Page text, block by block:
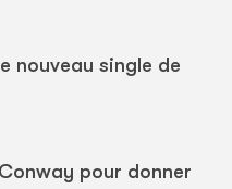
nouveau single de
pour donner